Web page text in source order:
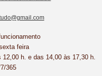
feira
12,00 h. e das 14,00 às 17,30 h.
365